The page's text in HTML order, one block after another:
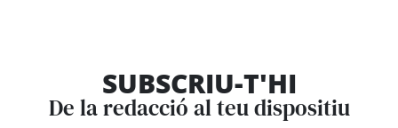
SUBSCRIU-T'HI
De la redacció al teu dispositiu